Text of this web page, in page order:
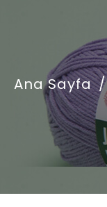
Ana Sayfa /